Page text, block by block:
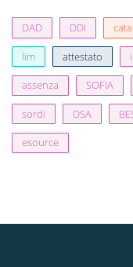
DAD DDI
lim attestato
assenza SOFIA
sordi DSA
esource